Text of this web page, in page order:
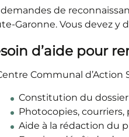
demandes de
Garonne. Vous devez y
d’aide pour
Communal d’Action
Constitution du dossier
Photocopies,
Aide à la rédaction du